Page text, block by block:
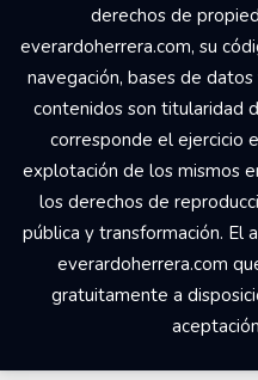
derechos de
everardoherrera.com, su
navegación, bases de
contenidos son titularidad
corresponde el ejercicio
explotación de los mismos
los derechos de
pública y transformación. El
everardoherrera.com
gratuitamente a